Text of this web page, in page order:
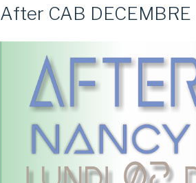
After CAB DECEMBRE